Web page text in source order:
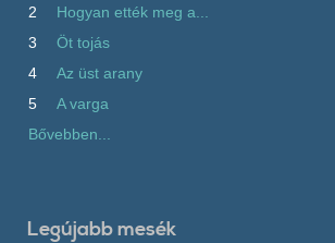
2
Hogyan ették meg a...
3
Öt tojás
4
Az üst arany
5
A varga
Bővebben...
Legújabb mesék